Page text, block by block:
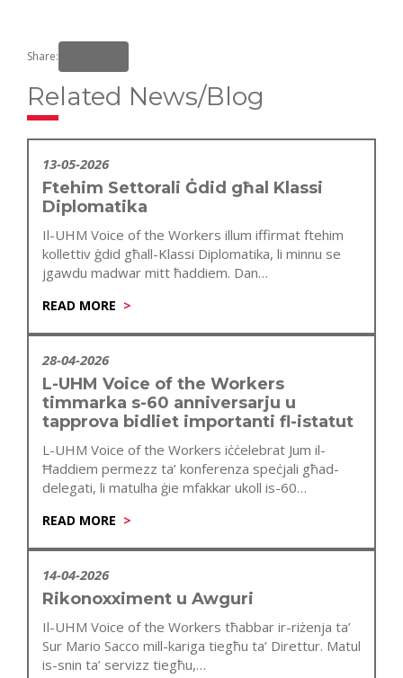
Share:
Related News/Blog
13-05-2026
Ftehim Settorali Ġdid għal Klassi
Diplomatika
Il-UHM Voice of the Workers illum iffirmat ftehim
kollettiv ġdid għall-Klassi Diplomatika, li minnu se
jgawdu madwar mitt ħaddiem. Dan…
READ MORE
28-04-2026
L-UHM Voice of the Workers
timmarka s-60 anniversarju u
tapprova bidliet importanti fl-istatut
L-UHM Voice of the Workers iċċelebrat Jum il-
Ħaddiem permezz ta’ konferenza speċjali għad-
delegati, li matulha ġie mfakkar ukoll is-60
READ MORE
14-04-2026
Rikonoxximent u Awguri
Il-UHM Voice of the Workers tħabbar ir-riżenja ta’
Sur Mario Sacco mill-kariga tiegħu ta’ Direttur. Matul
is-snin ta’ servizz tiegħu,…